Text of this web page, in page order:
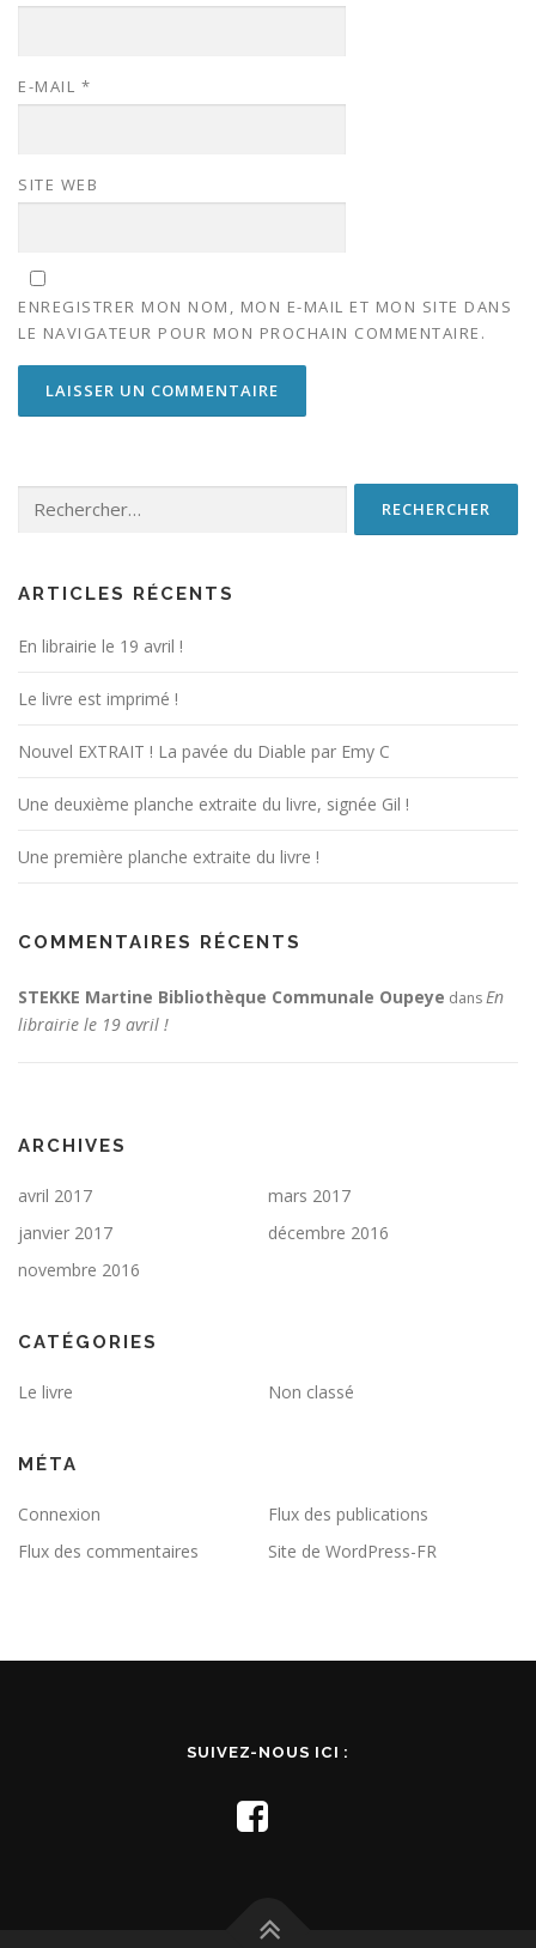
E-MAIL *
SITE WEB
ENREGISTRER MON NOM, MON E-MAIL ET MON SITE DANS
LE NAVIGATEUR POUR MON PROCHAIN COMMENTAIRE.
ARTICLES RÉCENTS
En librairie le 19 avril !
Le livre est imprimé !
Nouvel EXTRAIT ! La pavée du Diable par Emy C
Une deuxième planche extraite du livre, signée Gil !
Une première planche extraite du livre !
COMMENTAIRES RÉCENTS
STEKKE Martine Bibliothèque Communale Oupeye dansEn
librairie le 19 avril !
ARCHIVES
avril 2017
mars 2017
janvier 2017
décembre 2016
novembre 2016
CATÉGORIES
Le livre Non classé
MÉTA
Connexion
Flux des publications
Flux des commentaires
Site de WordPress-FR
SUIVEZ-NOUS ICI :